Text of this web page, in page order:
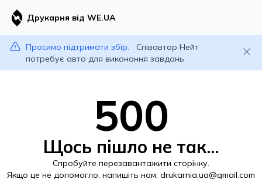
Друкарня від WE.UA
Просимо підтримати збір:
Співавтор Нейт
потребує авто для виконання завдань
500
Щось пішло не так...
Спробуйте перезавантажити сторінку.
Якщо це не допомогло, напишіть нам: drukarnia.ua@gmail.com